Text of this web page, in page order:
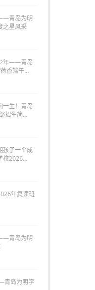
青岛为明
之星风采
年——青岛
香端午…
一生！青岛
招生简…
孩子一个成
校2026…
年复读班
青岛为明
升旗仪式
青岛为明学